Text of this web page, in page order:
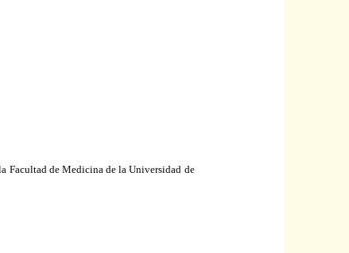
Facultad de Medicina dela Universidad de